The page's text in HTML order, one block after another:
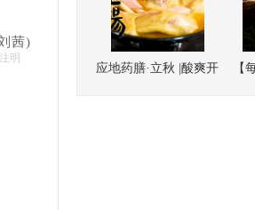
茜)
明
应地药膳·立秋 |酸爽开
【